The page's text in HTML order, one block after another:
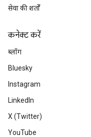
सेवा की शर्तों
कनेक्ट करें
ब्लॉग
Bluesky
Instagram
LinkedIn
X (Twitter)
YouTube